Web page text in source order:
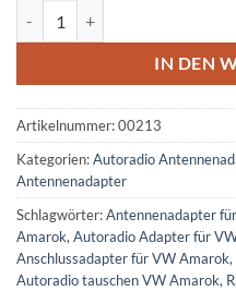
IN DEN
Artikelnummer:00213
Kategorien:Autoradio
Antennenadapter
Schlagwörter:Antennenadapter
Amarok, Autoradio Adapter für
Anschlussadapter für VW Amarok,
Autoradio tauschen VW Amarok,